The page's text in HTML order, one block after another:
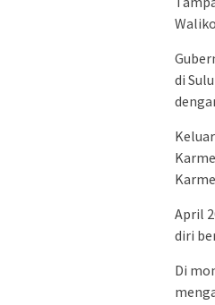
di
April
diri
Di